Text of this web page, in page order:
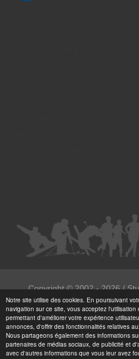
Notre site utilise des cookies. En poursuivant
navigation sur ce site, vous acceptez l'utilisation
permettant d'améliorer votre expérience
annonces, d'offrir des fonctionnalités relatives
Nous partageons également des informations
partenaires de médias sociaux, de publicité et
avec d'autres informations que vous leur avez
Copyright ©2002 - 2026/
Tous droits
Numéro de